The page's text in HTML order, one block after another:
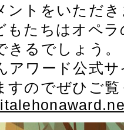
ントをいただ
もたちはオペ
きるでしょう。
アワード公式
すのでぜひご